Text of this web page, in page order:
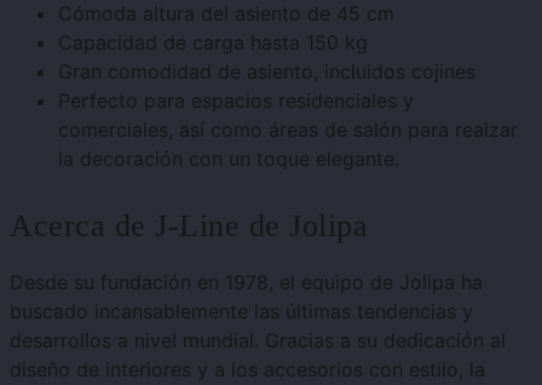
Cómoda altura del asiento de 45 cm
Capacidad de carga hasta 150 kg
Gran comodidad de asiento, incluidos cojines
Perfecto para espacios residenciales y
comerciales, así como áreas de salón para realzar
la decoración con un toque elegante.
Acerca de J-Line de Jolipa
Desde su fundación en 1978, el equipo de Jolipa ha
buscado incansablemente las últimas tendencias y
desarrollos a nivel mundial. Gracias a su dedicación al
diseño de interiores y a los accesorios con estilo, la